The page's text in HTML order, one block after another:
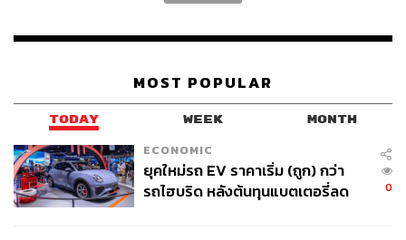
กับสถานการณ์เพื่อความมั่งคั่งอย่างมั่นคง ด้วย SET50_AKO
SET50_AKO Protected Bull – SharkFin เป็นผลิตภัณฑ์หุ้นกู้
ที่มีอนุพันธ์แฝง ที่อ้างอิงกับดัชนี SET50 ประเภทที่มีการ
ประกันเงินต้น ชนิดระบุชื่อผู้ถือ ประเภทไม่ด้อยสิทธิ ไม่มี
ประกัน และไม่มีผู้แทนผู้ถือหุ้นกู้
MOST POPULAR
TODAY WEEK MONTH
ECONOMIC
ยุคใหม่รถ EV ราคาเริ่ม (ถูก) กว่า
รถไฮบริด หลังต้นทุนแบตเตอรี่ลด
0